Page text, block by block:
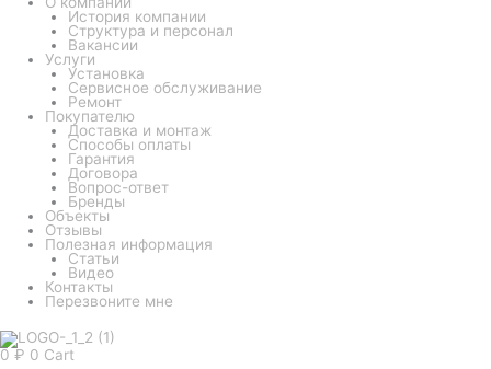
История компании
Структура и персонал
Вакансии
Услуги
Установка
Сервисное обслуживание
Ремонт
Покупателю
Доставка и монтаж
Способы оплаты
Гарантия
Договора
Вопрос-ответ
Бренды
Объекты
Отзывы
Полезная информация
Статьи
Видео
Контакты
Перезвоните мне
0 ₽ 0 Cart